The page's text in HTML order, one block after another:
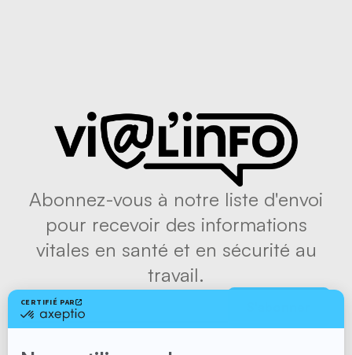
Abonnez-vous à notre liste d'envoi
pour recevoir des informations
vitales en santé et en sécurité au
travail.